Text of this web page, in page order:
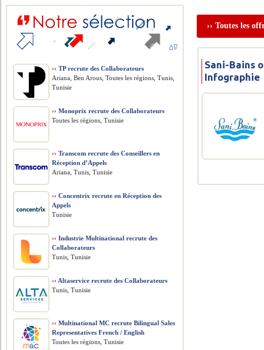
›› Toutes les
Sani-Bains
Infographie
›› TP recrute des Collaborateurs
Ariana, Ben Arous, Toutes les régions, Tunis,
Tunisie
›› Monoprix recrute des Collaborateurs
Toutes les régions, Tunisie
›› Transcom recrute des Conseillers en
Réception d’Appels
Ariana, Tunis, Tunisie
›› Concentrix recrute en Réception des
Appels
Tunisie
›› Industrie Multinational recrute des
Collaborateurs
Tunis, Tunisie
›› Altaservice recrute des Collaborateurs
Tunis, Tunisie
›› Multinational MC recrute Bilingual Sales
Representatives French / English
Toutes les régions, Tunisie